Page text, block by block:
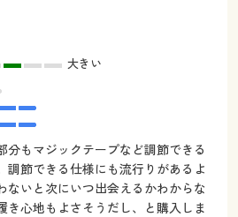
大きい
分もマジックテープなど調節できる
調節できる仕様にも流行りがあるよ
ないと次にいつ出会えるかわからな
き心地もよさそうだし、と購入しま